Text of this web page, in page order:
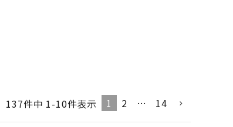
137件中 1-10件表示 1 2 … 14